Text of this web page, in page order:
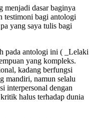
menjadi dasar baginya
testimoni bagi antologi
yang saya tulis bagi
pada antologi ini ( _Lelaki
yang kompleks.
kadang berfungsi
mandiri, namun selalu
interpersonal dengan
halus terhadap dunia